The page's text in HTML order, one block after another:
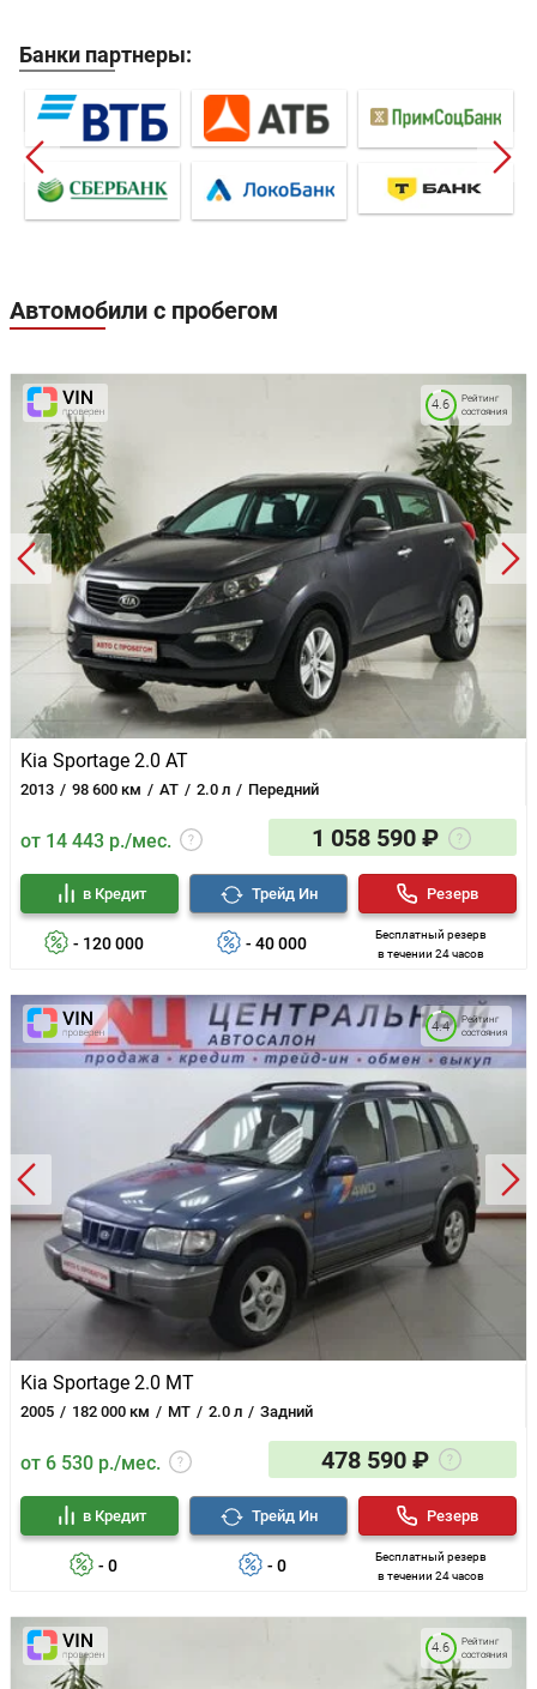
Банки партнеры:
Автомобили с пробегом
Kia Sportage 2.0 AT
2013 98 600 км AT 2.0 л Передний
Рейтинг
состояния
4.6
от 14 443 р./мес. 1 058 590 ₽
- 120 000
в Кредит
- 40 000
Трейд Ин
Бесплатный резерв
в течении 24 часов
Резерв
Kia Sportage 2.0 MT
2005 182 000 км MT 2.0 л Задний
Рейтинг
состояния
4.4
от 6 530 р./мес. 478 590 ₽
- 0
в Кредит
- 0
Трейд Ин
Бесплатный резерв
в течении 24 часов
Резерв
Рейтинг
состояния
4.6